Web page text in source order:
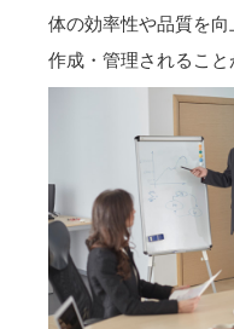
体の効率性や品質を
作成・管理されること